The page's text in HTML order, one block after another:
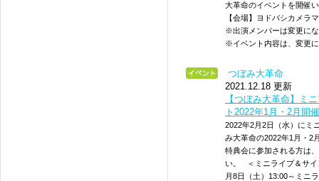
大革命のイベントを開催
【会場】ヨドバシカメラ
※出演メンバーは変更に
※イベント内容は、変更
つぼみ大革命
2021.12.18 更新
【つぼみ大革命】ミ
ト2022年1月・2月開
2022年2月2日（水）にミ
み大革命の2022年1月・2
特典会に参加される方は
い。 ＜ミニライブ＆サ
月8日（土）13:00～ミニ